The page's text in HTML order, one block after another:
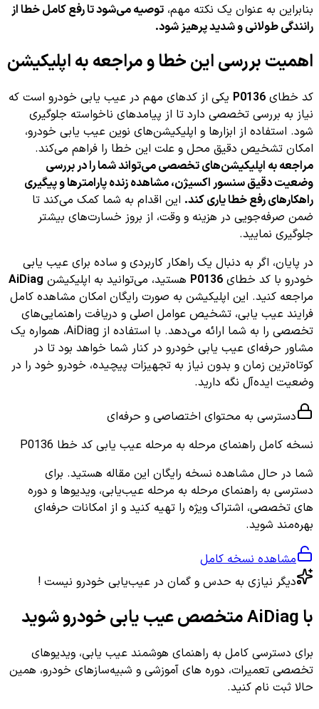
بنابراین به عنوان یک نکته مهم، توصیه می‌شود تا رفع کامل خطا از
رانندگی طولانی و شدید پرهیز شود.
اهمیت بررسی این خطا و مراجعه به اپلیکیشن
کد خطای P0136 یکی از کدهای مهم در عیب یابی خودرو است که
نیاز به بررسی تخصصی دارد تا از پیامدهای ناخواسته جلوگیری
شود. استفاده از ابزارها و اپلیکیشن‌های نوین عیب یابی خودرو،
امکان تشخیص دقیق محل و علت این خطا را فراهم می‌کند.
مراجعه به اپلیکیشن‌های تخصصی می‌تواند شما را در بررسی
وضعیت دقیق سنسور اکسیژن، مشاهده زنده پارامترها و پیگیری
راهکارهای رفع خطا یاری کند. این اقدام به شما کمک می‌کند تا
ضمن صرفه‌جویی در هزینه و وقت، از بروز خسارت‌های بیشتر
جلوگیری نمایید.
در پایان، اگر به دنبال یک راهکار کاربردی و ساده برای عیب یابی
خودرو با کد خطای P0136 هستید، می‌توانید به اپلیکیشن AiDiag
مراجعه کنید. این اپلیکیشن به صورت رایگان امکان مشاهده کامل
فرایند عیب یابی، تشخیص عوامل اصلی و دریافت راهنمایی‌های
تخصصی را به شما ارائه می‌دهد. با استفاده از AiDiag، همواره یک
مشاور حرفه‌ای عیب یابی خودرو در کنار شما خواهد بود تا در
کوتاه‌ترین زمان و بدون نیاز به تجهیزات پیچیده، خودرو خود را در
وضعیت ایده‌آل نگه دارید.
دسترسی به محتوای اختصاصی و حرفه‌ای
نسخه کامل راهنمای مرحله به مرحله عیب یابی کد خطا P0136
شما در حال مشاهده نسخه رایگان این مقاله هستید. برای
دسترسی به راهنمای مرحله به مرحله عیب‌یابی، ویدیوها و دوره
های تخصصی، اشتراک ویژه را تهیه کنید و از امکانات حرفه‌ای
بهره‌مند شوید.
مشاهده نسخه کامل
دیگر نیازی به حدس و گمان در عیب‌یابی خودرو نیست !
با AiDiag متخصص عیب یابی خودرو شوید
برای دسترسی کامل به راهنمای هوشمند عیب یابی، ویدیوهای
تخصصی تعمیرات، دوره های آموزشی و شبیه‌سازهای خودرو، همین
حالا ثبت نام کنید.